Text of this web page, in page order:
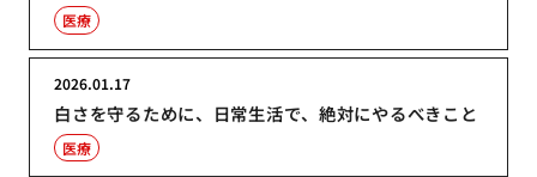
医療
白さを守るために、日常生活で、絶対にやるべきこと
2026.01.17
医療